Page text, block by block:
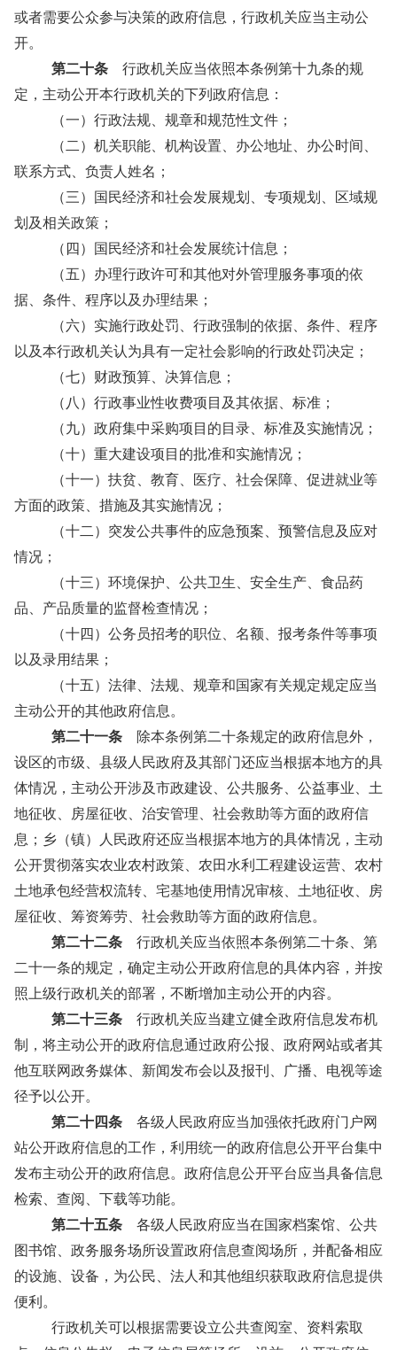
或者需要公众参与决策的政府信息，行政机关应当主动公
开。
第二十条 行政机关应当依照本条例第十九条的规
定，主动公开本行政机关的下列政府信息：
（一）行政法规、规章和规范性文件；
（二）机关职能、机构设置、办公地址、办公时间、
联系方式、负责人姓名；
（三）国民经济和社会发展规划、专项规划、区域规
划及相关政策；
（四）国民经济和社会发展统计信息；
（五）办理行政许可和其他对外管理服务事项的依
据、条件、程序以及办理结果；
（六）实施行政处罚、行政强制的依据、条件、程序
以及本行政机关认为具有一定社会影响的行政处罚决定；
（七）财政预算、决算信息；
（八）行政事业性收费项目及其依据、标准；
（九）政府集中采购项目的目录、标准及实施情况；
（十）重大建设项目的批准和实施情况；
（十一）扶贫、教育、医疗、社会保障、促进就业等
方面的政策、措施及其实施情况；
（十二）突发公共事件的应急预案、预警信息及应对
情况；
（十三）环境保护、公共卫生、安全生产、食品药
品、产品质量的监督检查情况；
（十四）公务员招考的职位、名额、报考条件等事项
以及录用结果；
（十五）法律、法规、规章和国家有关规定规定应当
主动公开的其他政府信息。
第二十一条 除本条例第二十条规定的政府信息外，
设区的市级、县级人民政府及其部门还应当根据本地方的具
体情况，主动公开涉及市政建设、公共服务、公益事业、土
地征收、房屋征收、治安管理、社会救助等方面的政府信
息；乡（镇）人民政府还应当根据本地方的具体情况，主动
公开贯彻落实农业农村政策、农田水利工程建设运营、农村
土地承包经营权流转、宅基地使用情况审核、土地征收、房
屋征收、筹资筹劳、社会救助等方面的政府信息。
第二十二条 行政机关应当依照本条例第二十条、第
二十一条的规定，确定主动公开政府信息的具体内容，并按
照上级行政机关的部署，不断增加主动公开的内容。
第二十三条 行政机关应当建立健全政府信息发布机
制，将主动公开的政府信息通过政府公报、政府网站或者其
他互联网政务媒体、新闻发布会以及报刊、广播、电视等途
径予以公开。
第二十四条 各级人民政府应当加强依托政府门户网
站公开政府信息的工作，利用统一的政府信息公开平台集中
发布主动公开的政府信息。政府信息公开平台应当具备信息
检索、查阅、下载等功能。
第二十五条 各级人民政府应当在国家档案馆、公共
图书馆、政务服务场所设置政府信息查阅场所，并配备相应
的设施、设备，为公民、法人和其他组织获取政府信息提供
便利。
行政机关可以根据需要设立公共查阅室、资料索取